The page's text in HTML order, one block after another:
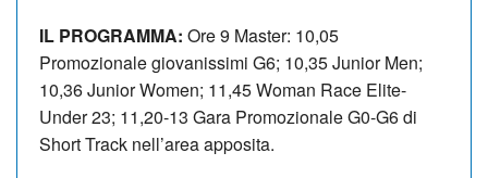
IL PROGRAMMA: Ore 9 Master: 10,05
Promozionale giovanissimi G6; 10,35 Junior Men;
10,36 Junior Women; 11,45 Woman Race Elite-
Under 23; 11,20-13 Gara Promozionale G0-G6 di
Short Track nell’area apposita.